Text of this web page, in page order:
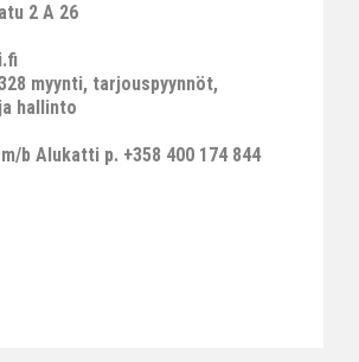
2 A 26
myynti, tarjouspyynnöt,
hallinto
b Alukatti p. +358 400 174 844